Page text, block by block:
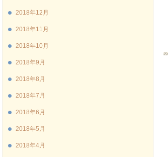
2018年12月
2018年11月
2018年10月
2018年9月
2018年8月
2018年7月
2018年6月
2018年5月
2018年4月